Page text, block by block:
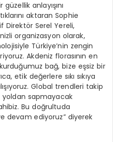
anlayışını
aktaran Sophie
Direktör Serel Yereli,
organizasyon olarak,
Türkiye’nin zengin
Akdeniz florasının en
bağ, bize eşsiz bir
etik değerlere sıkı sıkıya
Global trendleri takip
yoldan sapmayacak
Bu doğrultuda
devam ediyoruz” diyerek